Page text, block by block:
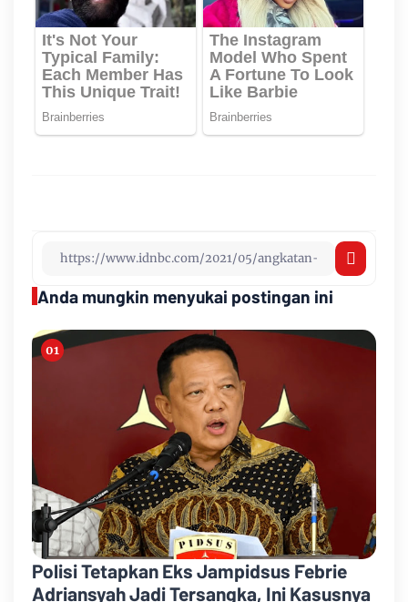
Anda mungkin menyukai postingan ini
Polisi Tetapkan Eks Jampidsus Febrie
Adriansyah Jadi Tersangka, Ini Kasusnya